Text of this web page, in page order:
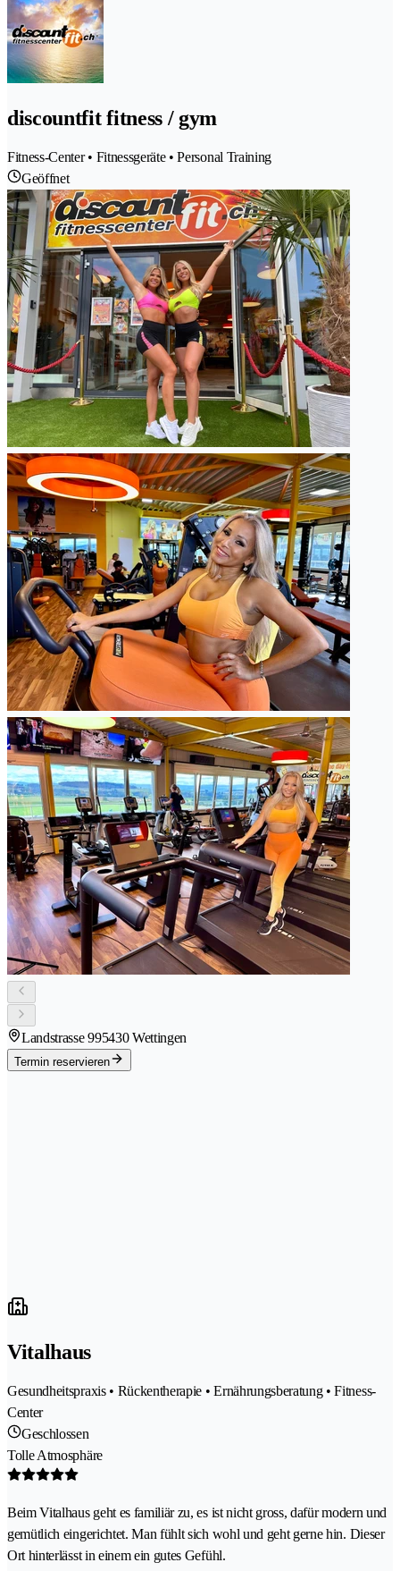
discountfit fitness / gym
Fitness-Center • Fitnessgeräte • Personal Training
Geöffnet
Landstrasse 995430 Wettingen
Termin reservieren
Vitalhaus
Gesundheitspraxis • Rückentherapie • Ernährungsberatung • Fitness-
Center
Geschlossen
Tolle Atmosphäre
Beim Vitalhaus geht es familiär zu, es ist nicht gross, dafür modern und
gemütlich eingerichtet. Man fühlt sich wohl und geht gerne hin. Dieser
Ort hinterlässt in einem ein gutes Gefühl.